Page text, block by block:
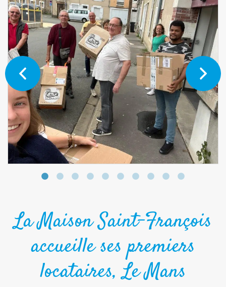
La Maison Saint-François
accueille ses premiers
locataires, Le Mans